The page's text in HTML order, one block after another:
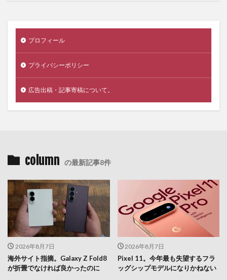
プロフィール
プライバシーポリシー
広告出稿・記事寄稿について。
column の最新記事8件
2026年8月7日
海外サイト指摘。Galaxy Z Fold8
が折畳でなければ良かったのに
2026年8月7日
Pixel 11。今年最も失望するフラ
ッグシップモデルになりかねない